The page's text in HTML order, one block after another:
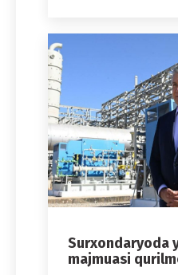
Surxondaryoda
majmuasi